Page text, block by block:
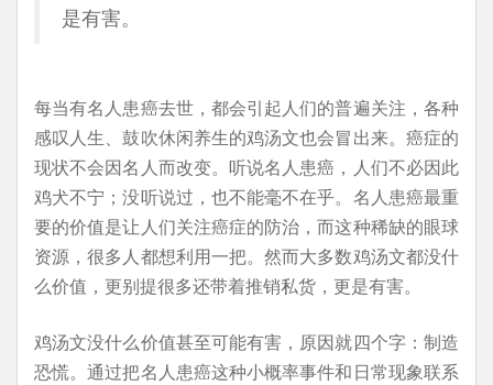
是有害。
每当有名人患癌去世，都会引起人们的普遍关注，各种
感叹人生、鼓吹休闲养生的鸡汤文也会冒出来。癌症的
现状不会因名人而改变。听说名人患癌，人们不必因此
鸡犬不宁；没听说过，也不能毫不在乎。名人患癌最重
要的价值是让人们关注癌症的防治，而这种稀缺的眼球
资源，很多人都想利用一把。然而大多数鸡汤文都没什
么价值，更别提很多还带着推销私货，更是有害。
鸡汤文没什么价值甚至可能有害，原因就四个字：制造
恐慌。通过把名人患癌这种小概率事件和日常现象联系